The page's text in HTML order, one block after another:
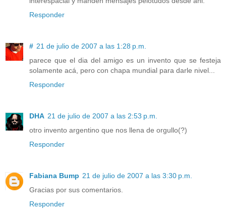
Responder
# 21 de julio de 2007 a las 1:28 p.m.
parece que el dia del amigo es un invento que se festeja
solamente acá, pero con chapa mundial para darle nivel...
Responder
DHA 21 de julio de 2007 a las 2:53 p.m.
otro invento argentino que nos llena de orgullo(?)
Responder
Fabiana Bump 21 de julio de 2007 a las 3:30 p.m.
Gracias por sus comentarios.
Responder